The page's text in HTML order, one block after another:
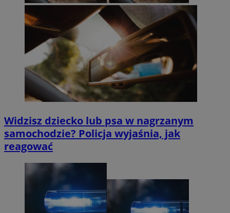
Widzisz dziecko lub psa w nagrzanym
samochodzie? Policja wyjaśnia, jak
reagować